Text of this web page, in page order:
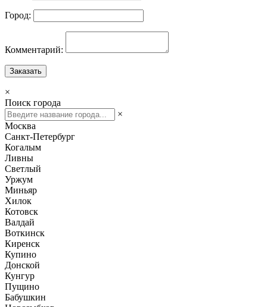
Город:
Комментарий:
Заказать
×
Поиск города
×
Москва
Санкт-Петербург
Когалым
Ливны
Светлый
Уржум
Миньяр
Хилок
Котовск
Валдай
Воткинск
Киренск
Купино
Донской
Кунгур
Пущино
Бабушкин